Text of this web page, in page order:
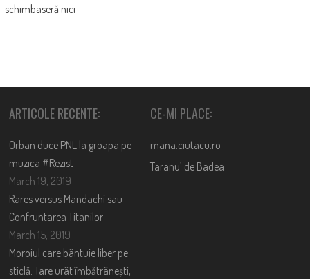
schimbaseră nici
ARTICOLE RECENTE:
Orban duce PNL la groapa pe
muzica #Rezist
March 19, 2019
Rares versus Mandachi sau
Confruntarea Titanilor
March 15, 2019
Moroiul care bântuie liber pe
sticlă. Tare urât îmbătrânești,
CE-MI PLACE:
mana.ciutacu.ro
Taranu’ de Badea